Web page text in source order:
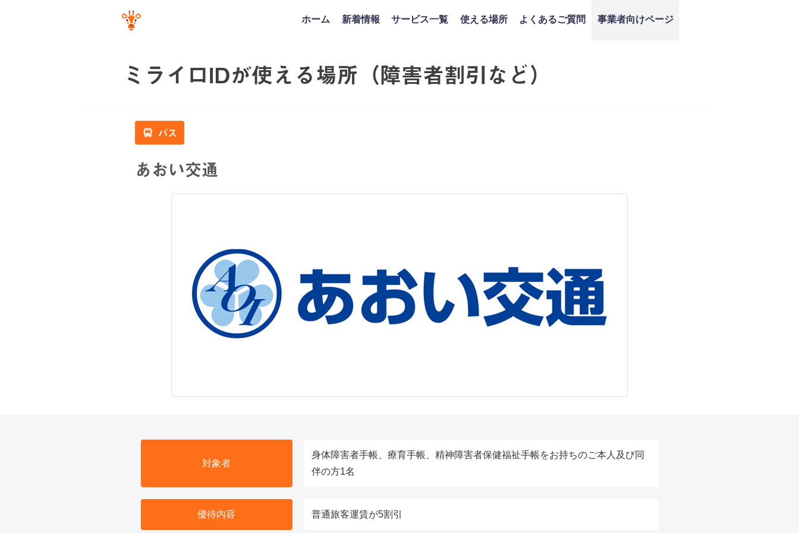
ホーム 新着情報 サービス一覧 使える場所 よくあるご質問 事業者向けページ
ミライロIDが使える場所（障害者割引など）
バス
あおい交通
対象者
身体障害者手帳、療育手帳、精神障害者保健福祉手帳をお持ちのご本人及び同
伴の方1名
優待内容 普通旅客運賃が5割引